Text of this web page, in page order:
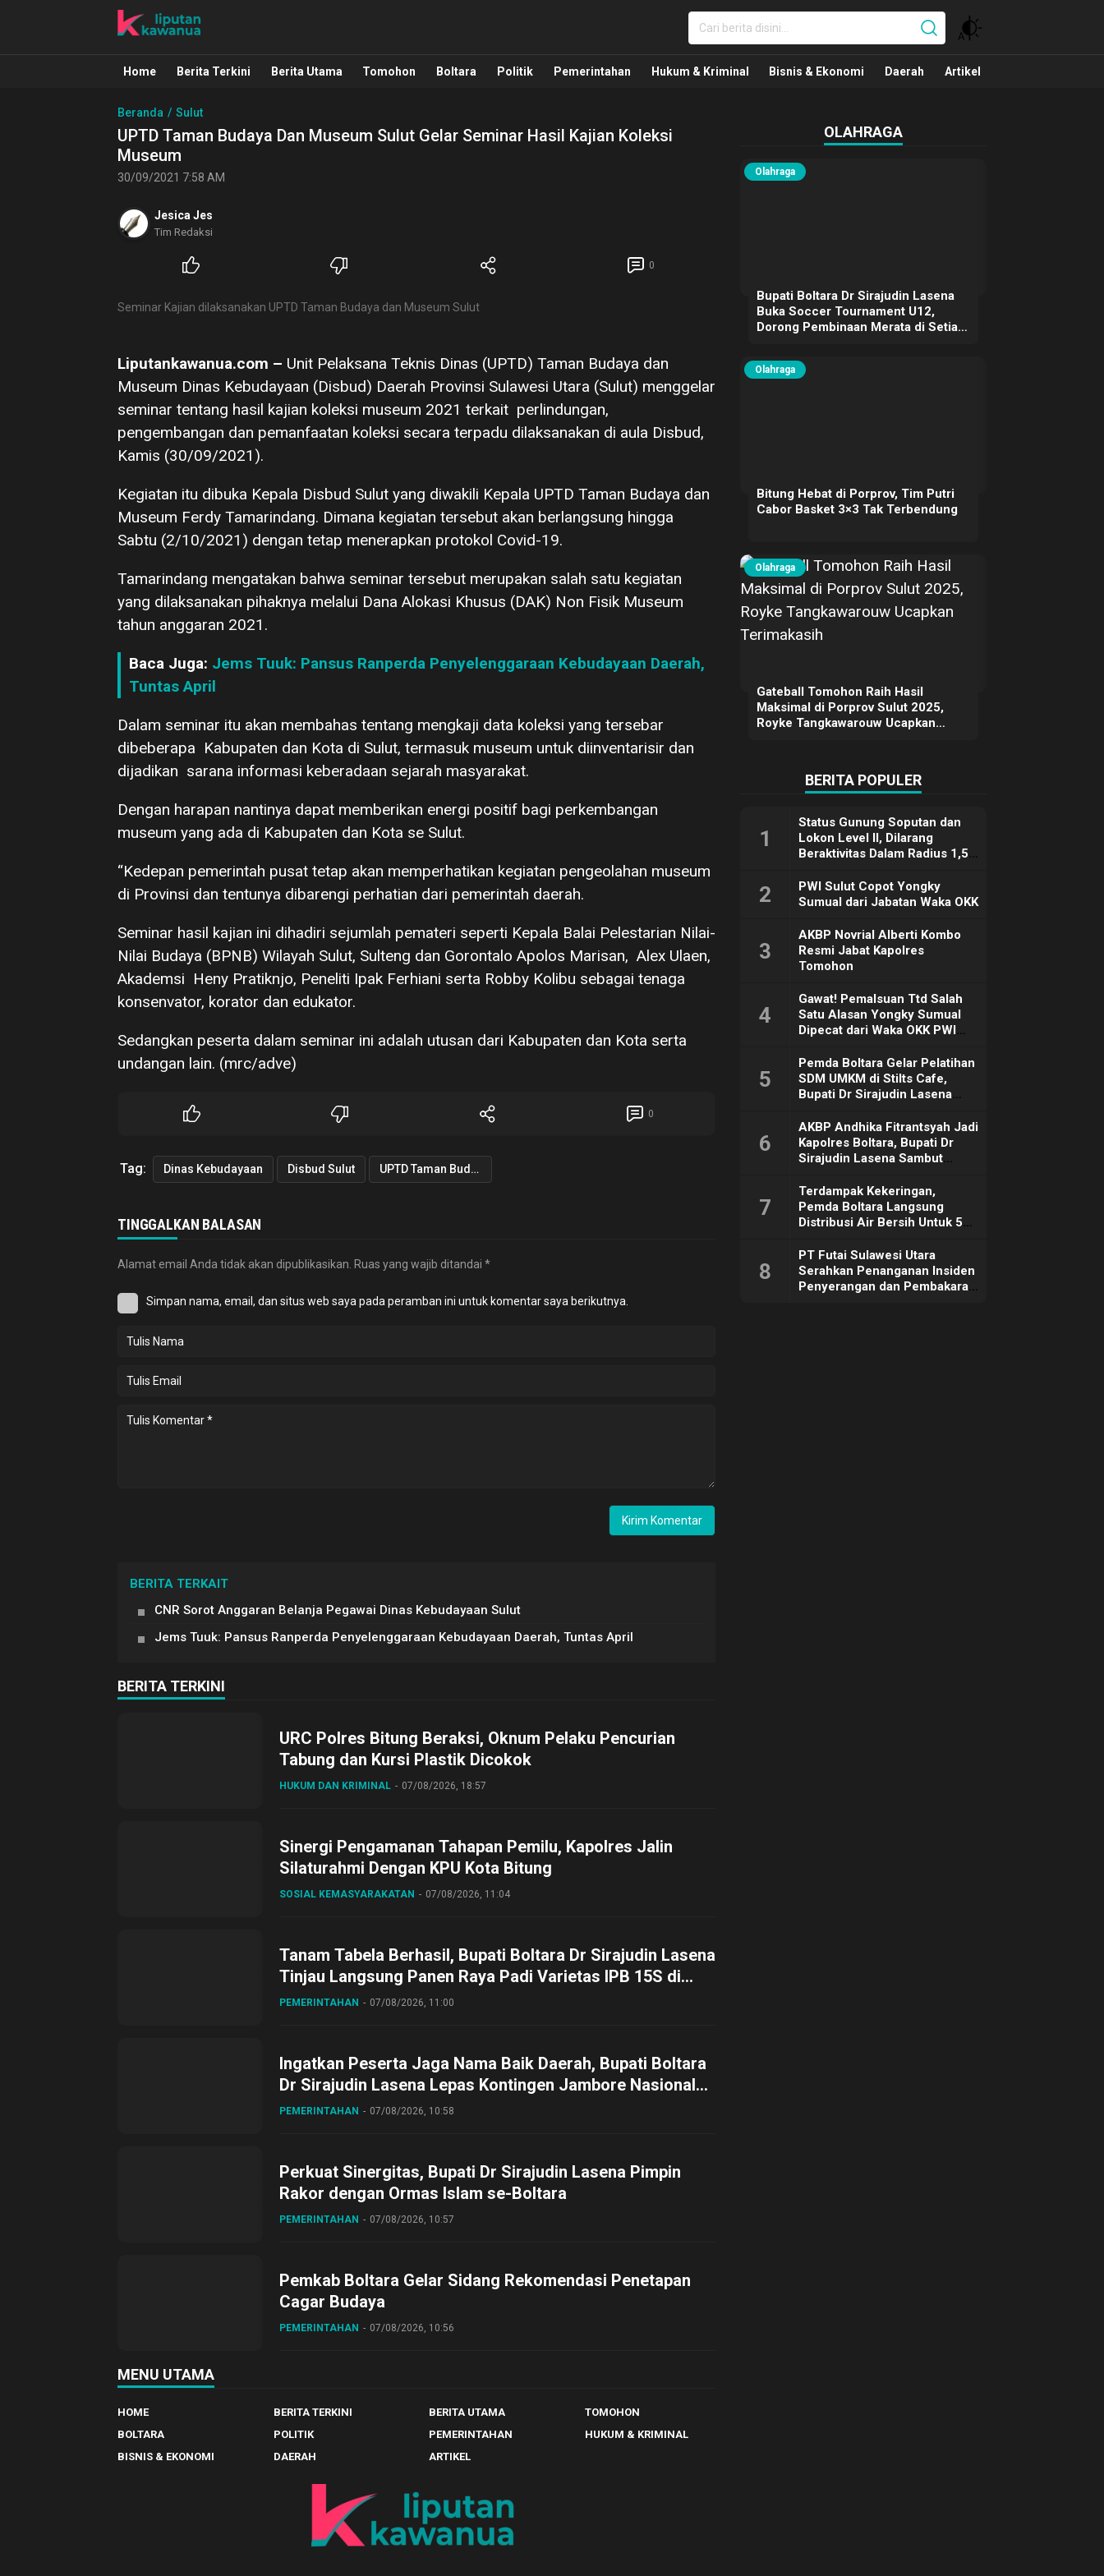
Liputan Kawanua
Berita Manado, Sulawesi Utara, Kawanua, Politik, Pemerintahan, Hukum Kriminal dan Nasional
Home Berita Terkini Berita Utama Tomohon Boltara Politik Pemerintahan Hukum & Kriminal Bisnis & Ekonomi Daerah Artikel
Beranda Sulut
UPTD Taman Budaya Dan Museum Sulut Gelar Seminar Hasil Kajian Koleksi
Museum
30/09/2021 7:58 AM
Jesica Jes
Tim Redaksi
0
Seminar Kajian dilaksanakan UPTD Taman Budaya dan Museum Sulut
Liputankawanua.com – Unit Pelaksana Teknis Dinas (UPTD) Taman Budaya dan
Museum Dinas Kebudayaan (Disbud) Daerah Provinsi Sulawesi Utara (Sulut) menggelar
seminar tentang hasil kajian koleksi museum 2021 terkait perlindungan,
pengembangan dan pemanfaatan koleksi secara terpadu dilaksanakan di aula Disbud,
Kamis (30/09/2021).
Kegiatan itu dibuka Kepala Disbud Sulut yang diwakili Kepala UPTD Taman Budaya dan
Museum Ferdy Tamarindang. Dimana kegiatan tersebut akan berlangsung hingga
Sabtu (2/10/2021) dengan tetap menerapkan protokol Covid-19.
Tamarindang mengatakan bahwa seminar tersebut merupakan salah satu kegiatan
yang dilaksanakan pihaknya melalui Dana Alokasi Khusus (DAK) Non Fisik Museum
tahun anggaran 2021.
Baca Juga: Jems Tuuk: Pansus Ranperda Penyelenggaraan Kebudayaan Daerah,
Tuntas April
Dalam seminar itu akan membahas tentang mengkaji data koleksi yang tersebar
dibeberapa Kabupaten dan Kota di Sulut, termasuk museum untuk diinventarisir dan
dijadikan sarana informasi keberadaan sejarah masyarakat.
Dengan harapan nantinya dapat memberikan energi positif bagi perkembangan
museum yang ada di Kabupaten dan Kota se Sulut.
“Kedepan pemerintah pusat tetap akan memperhatikan kegiatan pengeolahan museum
di Provinsi dan tentunya dibarengi perhatian dari pemerintah daerah.
Seminar hasil kajian ini dihadiri sejumlah pemateri seperti Kepala Balai Pelestarian Nilai-
Nilai Budaya (BPNB) Wilayah Sulut, Sulteng dan Gorontalo Apolos Marisan, Alex Ulaen,
Akademsi Heny Pratiknjo, Peneliti Ipak Ferhiani serta Robby Kolibu sebagai tenaga
konsenvator, korator dan edukator.
Sedangkan peserta dalam seminar ini adalah utusan dari Kabupaten dan Kota serta
undangan lain. (mrc/adve)
0
Tag: Dinas Kebudayaan Disbud Sulut UPTD Taman Budaya dan Museum
TINGGALKAN BALASAN
Alamat email Anda tidak akan dipublikasikan. Ruas yang wajib ditandai *
Simpan nama, email, dan situs web saya pada peramban ini untuk komentar saya berikutnya.
BERITA TERKAIT
CNR Sorot Anggaran Belanja Pegawai Dinas Kebudayaan Sulut
Jems Tuuk: Pansus Ranperda Penyelenggaraan Kebudayaan Daerah, Tuntas April
BERITA TERKINI
URC Polres Bitung Beraksi, Oknum Pelaku Pencurian
Tabung dan Kursi Plastik Dicokok
HUKUM DAN KRIMINAL 07/08/2026, 18:57
Sinergi Pengamanan Tahapan Pemilu, Kapolres Jalin
Silaturahmi Dengan KPU Kota Bitung
SOSIAL KEMASYARAKATAN 07/08/2026, 11:04
Tanam Tabela Berhasil, Bupati Boltara Dr Sirajudin Lasena
Tinjau Langsung Panen Raya Padi Varietas IPB 15S di
Desa Gihang
PEMERINTAHAN 07/08/2026, 11:00
Ingatkan Peserta Jaga Nama Baik Daerah, Bupati Boltara
Dr Sirajudin Lasena Lepas Kontingen Jambore Nasional
ke XII di Buperta Cibubur
PEMERINTAHAN 07/08/2026, 10:58
Perkuat Sinergitas, Bupati Dr Sirajudin Lasena Pimpin
Rakor dengan Ormas Islam se-Boltara
PEMERINTAHAN 07/08/2026, 10:57
Pemkab Boltara Gelar Sidang Rekomendasi Penetapan
Cagar Budaya
PEMERINTAHAN 07/08/2026, 10:56
MENU UTAMA
HOME BERITA TERKINI BERITA UTAMA
TOMOHON
BOLTARA
POLITIK PEMERINTAHAN
HUKUM & KRIMINAL
BISNIS & EKONOMI
DAERAH ARTIKEL
OLAHRAGA
Olahraga
Bupati Boltara Dr Sirajudin Lasena
Buka Soccer Tournament U12,
Dorong Pembinaan Merata di Setiap
Olahraga
Bitung Hebat di Porprov, Tim Putri
Cabor Basket 3×3 Tak Terbendung
Olahraga
Gateball Tomohon Raih Hasil
Maksimal di Porprov Sulut 2025,
Royke Tangkawarouw Ucapkan
BERITA POPULER
1
Status Gunung Soputan dan
Lokon Level II, Dilarang
Beraktivitas Dalam Radius 1,5
2
PWI Sulut Copot Yongky
Sumual dari Jabatan Waka OKK
3
AKBP Novrial Alberti Kombo
Resmi Jabat Kapolres
Tomohon
4
Gawat! Pemalsuan Ttd Salah
Satu Alasan Yongky Sumual
Dipecat dari Waka OKK PWI
5
Pemda Boltara Gelar Pelatihan
SDM UMKM di Stilts Cafe,
Bupati Dr Sirajudin Lasena
Dorong Ekonomi Daerah
6
AKBP Andhika Fitrantsyah Jadi
Kapolres Boltara, Bupati Dr
Sirajudin Lasena Sambut
7
Terdampak Kekeringan,
Pemda Boltara Langsung
Distribusi Air Bersih Untuk 50
8
PT Futai Sulawesi Utara
Serahkan Penanganan Insiden
Penyerangan dan Pembakaran